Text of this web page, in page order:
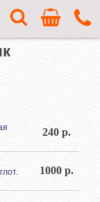
240 р.
1000 р.